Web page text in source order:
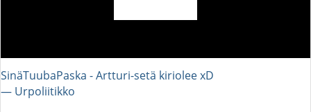
SinäTuubaPaska - Artturi-setä kiriolee xD
― Urpoliitikko